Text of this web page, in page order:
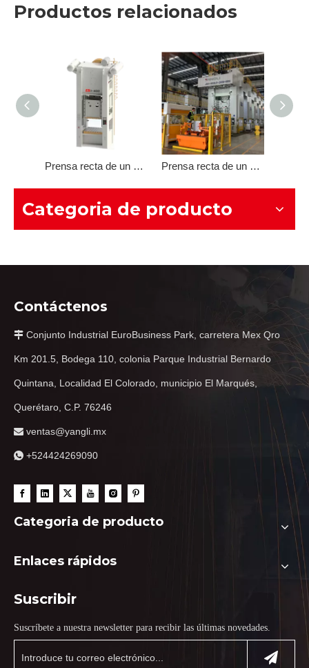
Productos relacionados
Prensa recta de un solo punto serie ES1 con marco completo Prensa recta de un solo punto serie J31
Categoria de producto
Contáctenos
 Conjunto Industrial EuroBusiness Park, carretera Mex Qro
Km 201.5, Bodega 110, colonia Parque Industrial Bernardo
Quintana, Localidad El Colorado, municipio El Marqués,
Querétaro, C.P. 76246
 ventas@yangli.mx
 +524424269090
Categoria de producto
Enlaces rápidos
Suscribir
Suscríbete a nuestra newsletter para recibir las últimas novedades.